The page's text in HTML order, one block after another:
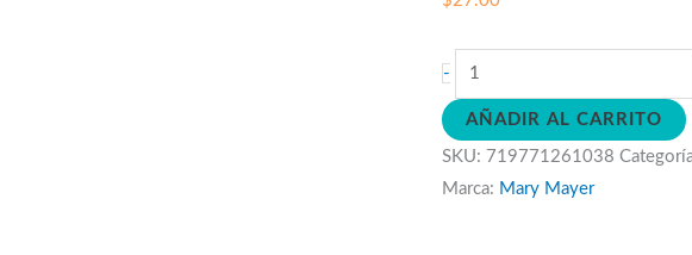
-
Mordedor
Silicon
Conejo
cantidad
AÑADIR AL CARRITO
SKU: 719771261038
Marca: Mary Mayer